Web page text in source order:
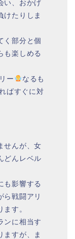
い、おかげ
けたりしま
く部分と個
も楽しめる
ー
なるも
ばすぐに対
せんが、女
どんレベル
も影響する
ら戦闘アリ
す。
ンに相当す
ますが、ま